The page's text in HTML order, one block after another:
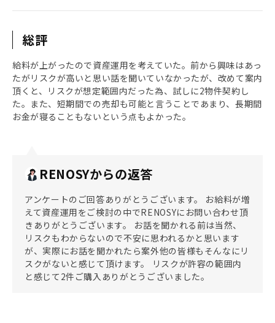
総評
給料が上がったので資産運用を考えていた。前から興味はあっ
たがリスクが高いと思い話を聞いていなかったが、改めて案内
頂くと、リスクが想定範囲内だった為、試しに2物件契約し
た。また、短期間での売却も可能と言うことであまり、長期間
お金が寝ることもないという点もよかった。
RENOSYからの返答
アンケートのご回答ありがとうございます。 お給料が増
えて資産運用をご検討の中でRENOSYにお問い合わせ頂
きありがとうございます。 お話を聞かれる前は当然、
リスクもわからないので不安に思われるかと思います
が、実際にお話を聞かれたら案外他の皆様もそんなにリ
スクがないと感じて頂けます。 リスクが許容の範囲内
と感じて2件ご購入ありがとうございました。